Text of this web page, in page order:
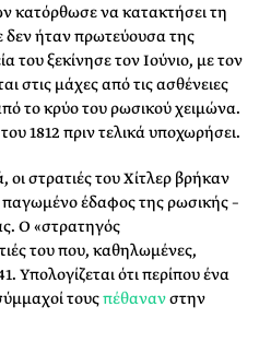
κατόρθωσε να κατακτήσει τη
δεν ήταν πρωτεύουσα της
του ξεκίνησε τον Ιούνιο, με τον
στις μάχες από τις ασθένειες
το κρύο του ρωσικού χειμώνα.
1812 πριν τελικά υποχωρήσει.
οι στρατιές του Χίτλερ βρήκαν
έδαφος της ρωσικής –
Ο «στρατηγός
του που, καθηλωμένες,
Υπολογίζεται ότι περίπου ένα
τουςπέθανανστην